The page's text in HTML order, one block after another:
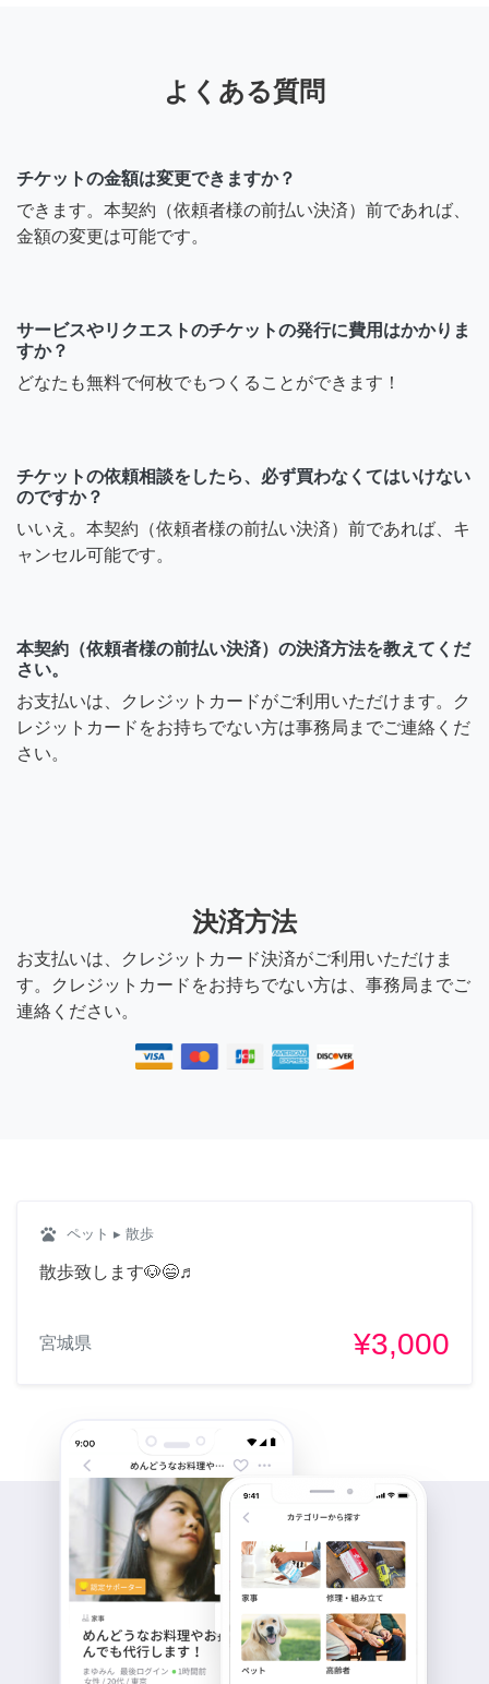
よくある質問
チケットの金額は変更できますか？
できます。本契約（依頼者様の前払い決済）前であれば、
金額の変更は可能です。
サービスやリクエストのチケットの発行に費用はかかりま
すか？
どなたも無料で何枚でもつくることができます！
チケットの依頼相談をしたら、必ず買わなくてはいけない
のですか？
いいえ。本契約（依頼者様の前払い決済）前であれば、キ
ャンセル可能です。
本契約（依頼者様の前払い決済）の決済方法を教えてくだ
さい。
お支払いは、クレジットカードがご利用いただけます。ク
レジットカードをお持ちでない方は事務局までご連絡くだ
さい。
決済方法
お支払いは、クレジットカード決済がご利用いただけま
す。クレジットカードをお持ちでない方は、事務局までご
連絡ください。
pets ペット ▸ 散歩
散歩致します🐶😄♬
宮城県 ¥3,000